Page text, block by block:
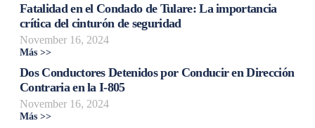
Fatalidad en el Condado de Tulare: La importancia
crítica del cinturón de seguridad
November 16, 2024
Más >>
Dos Conductores Detenidos por Conducir en Dirección
Contraria en la I-805
November 16, 2024
Más >>